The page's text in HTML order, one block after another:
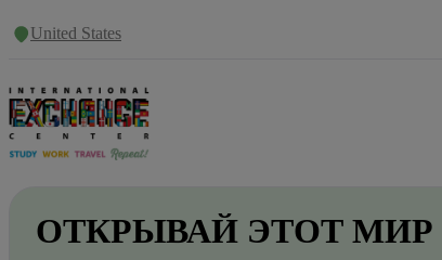
United States
ОТКРЫВАЙ ЭТОТ МИР